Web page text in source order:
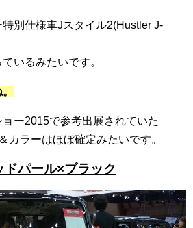
別仕様車Jスタイル2(Hustler J-
いるみたいです。
ー2015で参考出展されていた
カラーはほぼ確定みたいです。
パール×ブラック